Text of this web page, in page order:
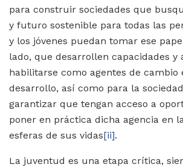
para construir sociedades que
y futuro sostenible para todas las
y los jóvenes puedan tomar ese
lado, que desarrollen capacidades y
habilitarse como agentes de cambio
desarrollo, así como para la
garantizar que tengan acceso a
poner en práctica dicha agencia en
esferas de sus vidas[ii].
La juventud es una etapa crítica,